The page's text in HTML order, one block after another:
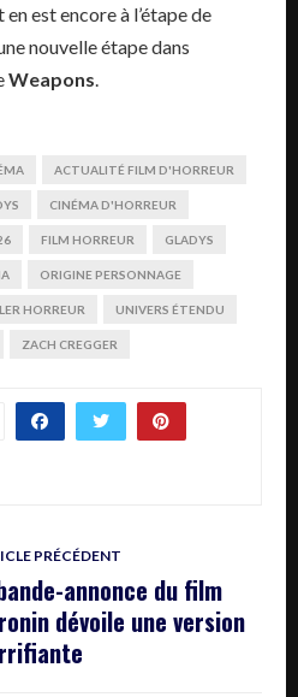
est encore à l’étape de
nouvelle étape dans
Weapons
ACTUALITÉ FILM D'HORREUR
CINÉMA D'HORREUR
FILM HORREUR GLADYS
ORIGINE PERSONNAGE
HORREUR UNIVERS ÉTENDU
ZACH CREGGER
PRÉCÉDENT
annonce du film
dévoile une version